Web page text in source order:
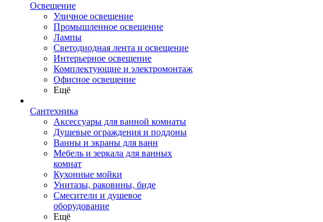
Освещение
Уличное освещение
Промышленное освещение
Лампы
Светодиодная лента и освещение
Интерьерное освещение
Комплектующие и электромонтаж
Офисное освещение
Ещё
Сантехника
Аксессуары для ванной комнаты
Душевые ограждения и поддоны
Ванны и экраны для ванн
Мебель и зеркала для ванных
комнат
Кухонные мойки
Унитазы, раковины, биде
Смесители и душевое
оборудование
Ещё